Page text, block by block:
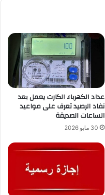
عداد الكهرباء الكارت يعمل بعد
نفاد الرصيد تعرف على مواعيد
الساعات الصديقة
30 مايو 2026